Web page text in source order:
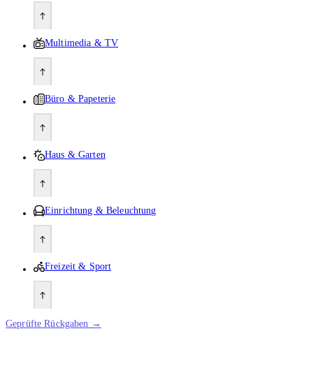
Multimedia & TV
Büro & Papeterie
Haus & Garten
Einrichtung & Beleuchtung
Freizeit & Sport
Geprüfte Rückgaben →